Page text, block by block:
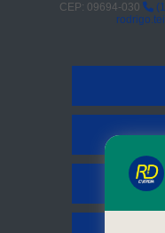
CEP: 09694-030